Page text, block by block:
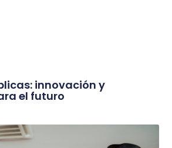
innovación y
el futuro